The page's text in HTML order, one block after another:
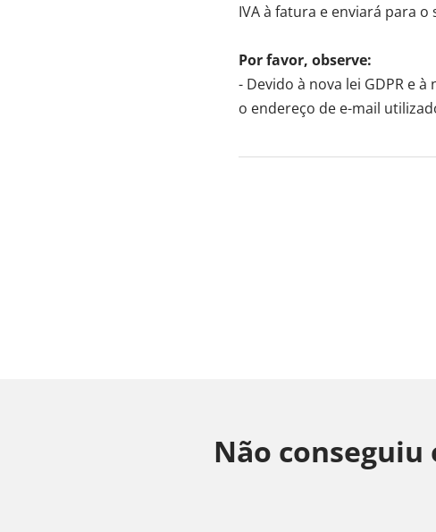
IVA à fatura e enviará para
Por favor, observe:
- Devido à nova lei GDPR e
o endereço de e-mail
Não